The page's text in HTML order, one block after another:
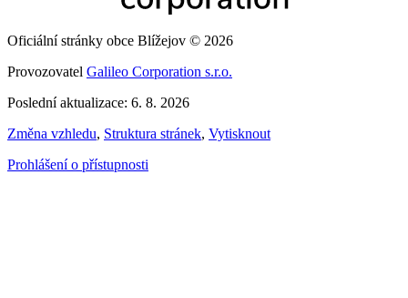
Oficiální stránky obce Blížejov © 2026
Provozovatel Galileo Corporation s.r.o.
Poslední aktualizace: 6. 8. 2026
Změna vzhledu, Struktura stránek, Vytisknout
Prohlášení o přístupnosti